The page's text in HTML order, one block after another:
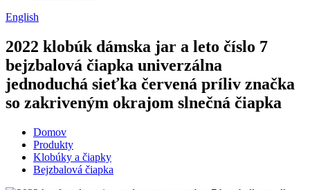
English
2022 klobúk dámska jar a leto číslo 7
bejzbalová čiapka univerzálna
jednoduchá sieťka červená príliv značka
so zakriveným okrajom slnečná čiapka
Domov
Produkty
Klobúky a čiapky
Bejzbalová čiapka